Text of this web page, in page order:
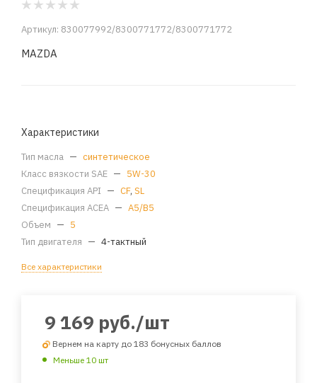
Артикул: 830077992/8300771772/8300771772
MAZDA
Характеристики
Тип масла — синтетическое
Класс вязкости SAE — 5W-30
Спецификация API — CF, SL
Спецификация ACEA — A5/B5
Объем — 5
Тип двигателя — 4-тактный
Все характеристики
9 169 руб./шт
Вернем на карту до 183 бонусных баллов
Меньше 10 шт